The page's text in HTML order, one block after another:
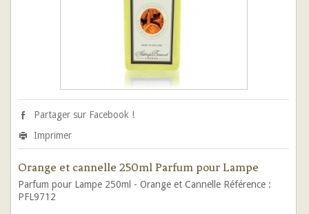
Partager sur Facebook !
Imprimer
Orange et cannelle 250ml Parfum pour Lampe
Parfum pour Lampe 250ml - Orange et Cannelle Référence :
PFL9712